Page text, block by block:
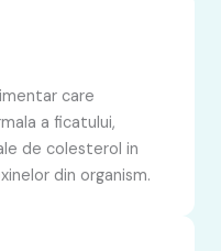
care
a ficatului,
de colesterol in
din organism.